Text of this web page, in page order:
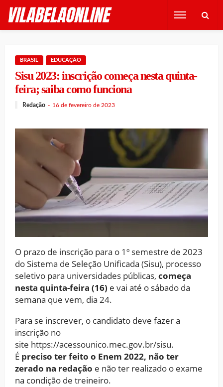
BRASIL EDUCAÇÃO
Sisu 2023: inscrição começa nesta quinta-
feira; saiba como funciona
Redação 16 de fevereiro de 2023
O prazo de inscrição para o 1º semestre de 2023
do Sistema de Seleção Unificada (Sisu), processo
seletivo para universidades públicas, começa
nesta quinta-feira (16) e vai até o sábado da
semana que vem, dia 24.
Para se inscrever, o candidato deve fazer a
inscrição no
site https://acessounico.mec.gov.br/sisu.
É preciso ter feito o Enem 2022, não ter
zerado na redação e não ter realizado o exame
na condição de treineiro.